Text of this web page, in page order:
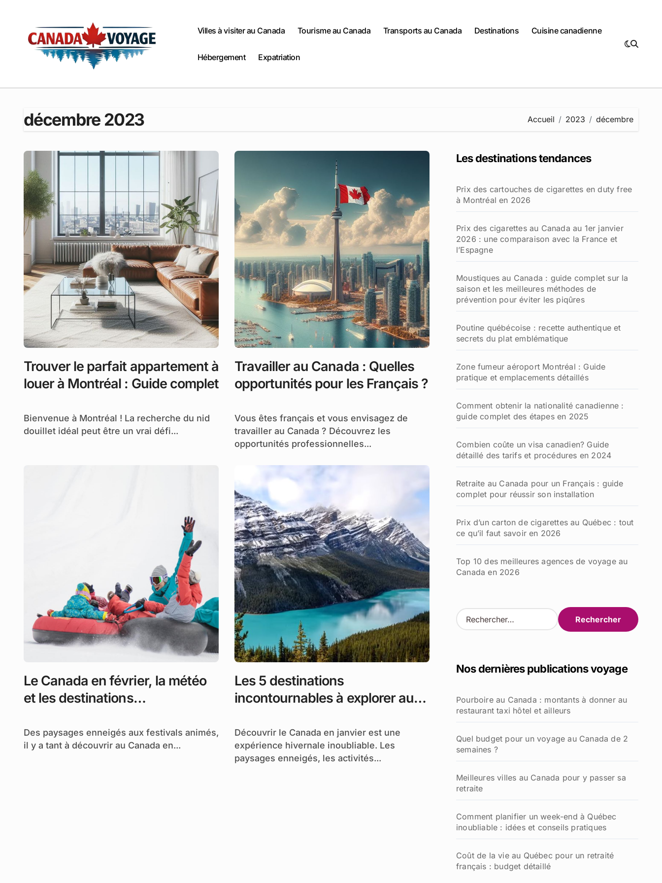
Villes à visiter au Canada Tourisme au Canada Transports au Canada Destinations Cuisine canadienne
Hébergement Expatriation
décembre 2023 Accueil 2023 décembre
Trouver le parfait appartement à
louer à Montréal : Guide complet
Bienvenue à Montréal ! La recherche du nid
douillet idéal peut être un vrai défi...
Travailler au Canada : Quelles
opportunités pour les Français ?
Vous êtes français et vous envisagez de
travailler au Canada ? Découvrez les
opportunités professionnelles...
Le Canada en février, la météo
et les destinations
Des paysages enneigés aux festivals animés,
il y a tant à découvrir au Canada en...
Les 5 destinations
incontournables à explorer au
Découvrir le Canada en janvier est une
expérience hivernale inoubliable. Les
paysages enneigés, les activités...
Les destinations tendances
Prix des cartouches de cigarettes en duty free
à Montréal en 2026
Prix des cigarettes au Canada au 1er janvier
2026 : une comparaison avec la France et
l’Espagne
Moustiques au Canada : guide complet sur la
saison et les meilleures méthodes de
prévention pour éviter les piqûres
Poutine québécoise : recette authentique et
secrets du plat emblématique
Zone fumeur aéroport Montréal : Guide
pratique et emplacements détaillés
Comment obtenir la nationalité canadienne :
guide complet des étapes en 2025
Combien coûte un visa canadien? Guide
détaillé des tarifs et procédures en 2024
Retraite au Canada pour un Français : guide
complet pour réussir son installation
Prix d’un carton de cigarettes au Québec : tout
ce qu’il faut savoir en 2026
Top 10 des meilleures agences de voyage au
Canada en 2026
R
e
r
e
r
Nos dernières publications voyage
Pourboire au Canada : montants à donner au
restaurant taxi hôtel et ailleurs
Quel budget pour un voyage au Canada de 2
semaines ?
Meilleures villes au Canada pour y passer sa
retraite
Comment planifier un week-end à Québec
inoubliable : idées et conseils pratiques
Coût de la vie au Québec pour un retraité
français : budget détaillé